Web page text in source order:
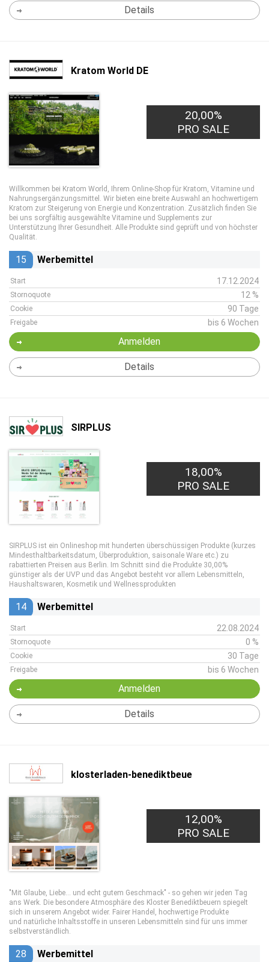
Details
Kratom World DE
20,00%
PRO SALE
Willkommen bei Kratom World , Ihrem Online-Shop für Kratom, Vitamine und
Nahrungsergänzungsmittel. Wir bieten eine breite Auswahl an hochwertigem
Kratom zur Steigerung von Energie und Konzentration. Zusätzlich finden Sie
bei uns sorgfältig ausgewählte Vitamine und Supplements zur
Unterstützung Ihrer Gesundheit. Alle Produkte sind geprüft und von höchster
Qualität.
15 Werbemittel
Start 17.12.2024
Stornoquote 12 %
Cookie 90 Tage
Freigabe bis 6 Wochen
Anmelden
Details
SIRPLUS
18,00%
PRO SALE
SIRPLUS ist ein Onlineshop mit hunderten überschüssigen Produkte (kurzes
Mindesthaltbarkeitsdatum, Überproduktion, saisonale Ware etc.) zu
rabattierten Preisen aus Berlin. Im Schnitt sind die Produkte 30,00%
günstiger als der UVP und das Angebot besteht vor allem Lebensmitteln,
Haushaltswaren, Kosmetik und Wellnessprodukten
14 Werbemittel
Start 22.08.2024
Stornoquote 0 %
Cookie 30 Tage
Freigabe bis 6 Wochen
Anmelden
Details
klosterladen-benediktbeue
12,00%
PRO SALE
"Mit Glaube, Liebe... und echt gutem Geschmack" - so gehen wir jeden Tag
ans Werk. Die besondere Atmosphäre des Kloster Benediktbeuern spiegelt
sich in unserem Angebot wider. Fairer Handel, hochwertige Produkte
und natürliche Inhaltsstoffe in unseren Lebensmitteln sind für uns immer
selbstverständlich.
28 Werbemittel